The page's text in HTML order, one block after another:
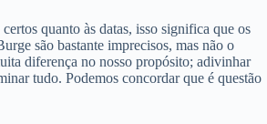
quanto às datas, isso significa que os
são bastante imprecisos, mas não o
diferença no nosso propósito; adivinhar
tudo. Podemos concordar que é questão